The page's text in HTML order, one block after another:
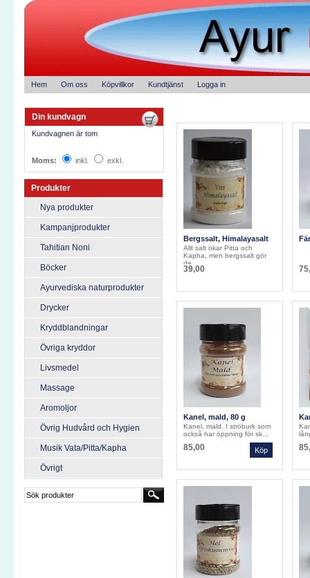
Hem Om oss Köpvillkor Kundtjänst Logga in
Din kundvagn
Kundvagnen är tom
Moms: inkl. exkl.
Produkter
Nya produkter
Kampanjprodukter
Tahitian Noni
Böcker
Ayurvediska naturprodukter
Drycker
Kryddblandningar
Övriga kryddor
Livsmedel
Massage
Aromoljor
Övrig Hudvård och Hygien
Musik Vata/Pitta/Kapha
Övrigt
Bergssalt, Himalayasalt
Allt salt ökar Pitta och
Kapha, men bergssalt gör
de...
39,00
Kanel, mald, 80 g
Kanel, mald. I ströburk som
också har öppning för sk...
85,00